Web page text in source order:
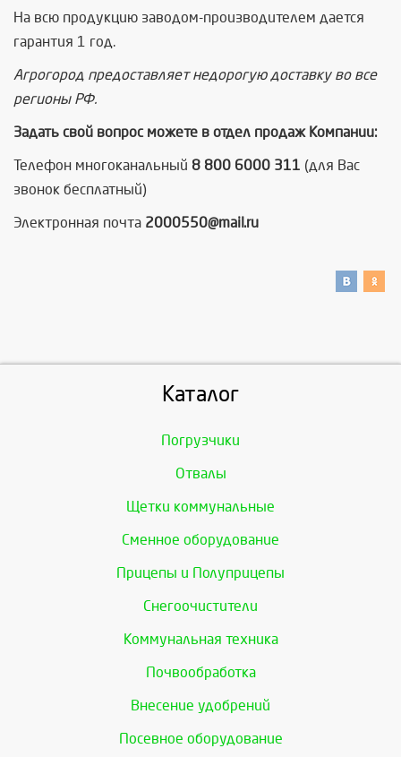
На всю продукцию заводом-производителем дается
гарантия 1 год.
Агрогород предоставляет недорогую доставку во все
регионы РФ.
Задать свой вопрос можете в отдел продаж Компании:
Телефон многоканальный 8 800 6000 311 (для Вас
звонок бесплатный)
Электронная почта 2000550@mail.ru
Каталог
Погрузчики
Отвалы
Щетки коммунальные
Сменное оборудование
Прицепы и Полуприцепы
Снегоочистители
Коммунальная техника
Почвообработка
Внесение удобрений
Посевное оборудование